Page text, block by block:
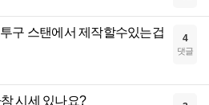
구 스탠에서 제작할수있는겁
4
댓글
시세 있나요?